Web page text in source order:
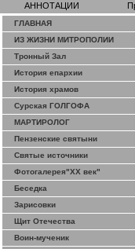
АННОТАЦИИ
ГЛАВНАЯ
ИЗ ЖИЗНИ МИТРОПОЛИИ
Тронный Зал
История епархии
История храмов
Сурская ГОЛГОФА
МАРТИРОЛОГ
Пензенские святыни
Святые источники
Фотогалерея"ХХ век"
Беседка
Зарисовки
Щит Отечества
Воин-мученик